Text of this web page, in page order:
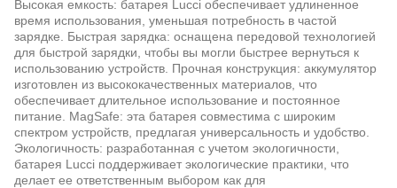
Высокая емкость: батарея Lucci обеспечивает удлиненное
время использования, уменьшая потребность в частой
зарядке. Быстрая зарядка: оснащена передовой технологией
для быстрой зарядки, чтобы вы могли быстрее вернуться к
использованию устройств. Прочная конструкция: аккумулятор
изготовлен из высококачественных материалов, что
обеспечивает длительное использование и постоянное
питание. MagSafe: эта батарея совместима с широким
спектром устройств, предлагая универсальность и удобство.
Экологичность: разработанная с учетом экологичности,
батарея Lucci поддерживает экологические практики, что
делает ее ответственным выбором как для